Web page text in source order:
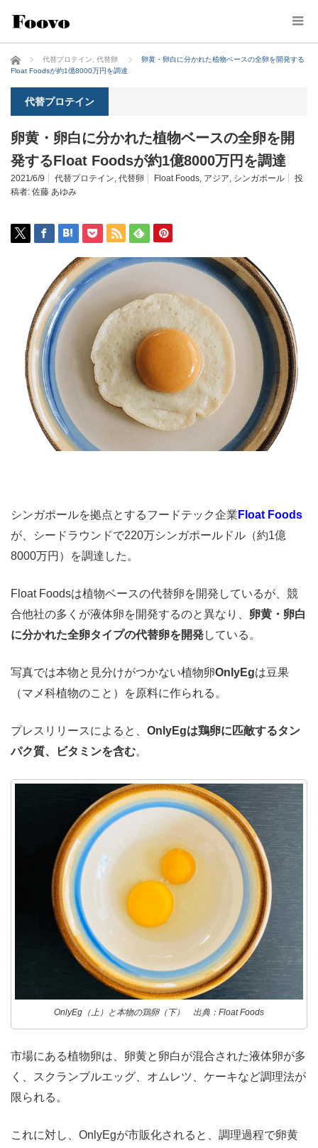
ホーム 代替プロテイン 代替卵
卵黄・卵白に分かれた植物ベースの全卵を開発する
Float Foodsが約1億8000万円を調達
代替プロテイン
卵黄・卵白に分かれた植物ベースの全卵を開
発するFloat Foodsが約1億8000万円を調達
2021/6/9 代替プロテイン, 代替卵 Float Foods, アジア, シンガポール
投
稿者: 佐藤 あゆみ
シンガポールを拠点とするフードテック企業 Float Foods
が、シードラウンドで220万シンガポールドル（約1億
8000万円）を調達した。
Float Foodsは植物ベースの代替卵を開発しているが、競
合他社の多くが液体卵を開発するのと異なり、 卵黄・卵白
に分かれた全卵タイプの代替卵を開発している。
写真では本物と見分けがつかない植物卵OnlyEgは豆果
（マメ科植物のこと）を原料に作られる。
プレスリリースによると、 OnlyEgは鶏卵に匹敵するタン
パク質、ビタミンを含む。
OnlyEg（上）と本物の鶏卵（下） 出典：Float Foods
市場にある植物卵は、卵黄と卵白が混合された液体卵が多
く、スクランブルエッグ、オムレツ、ケーキなど調理法が
限られる。
これに対し、OnlyEgが市販化されると、調理過程で卵黄